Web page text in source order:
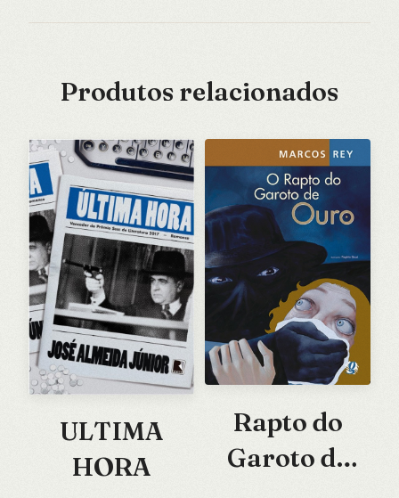
Produtos relacionados
ULTIMA
HORA
Rapto do
Garoto de